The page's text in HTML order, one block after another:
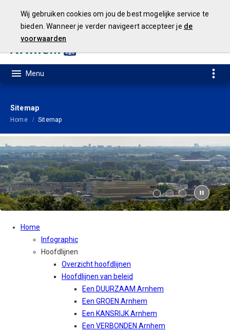
Wij gebruiken cookies om jou de best mogelijke service te
bieden. Wanneer je verder navigeert accepteer je de
voorwaarden
Sitemap
Home Sitemap
Home
Infographic
Hoofdlijnen
Overzicht hoofdlijnen
Hoofdlijnen van beleid
Een DUURZAAM Arnhem
Een GROEN Arnhem
Een KANSRIJK Arnhem
Een VERBONDEN Arnhem